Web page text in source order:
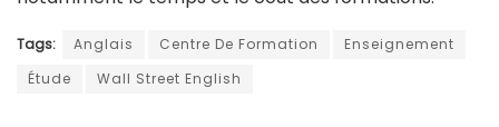
Tags: Anglais Centre De Formation
Enseignement
Étude
Wall Street English